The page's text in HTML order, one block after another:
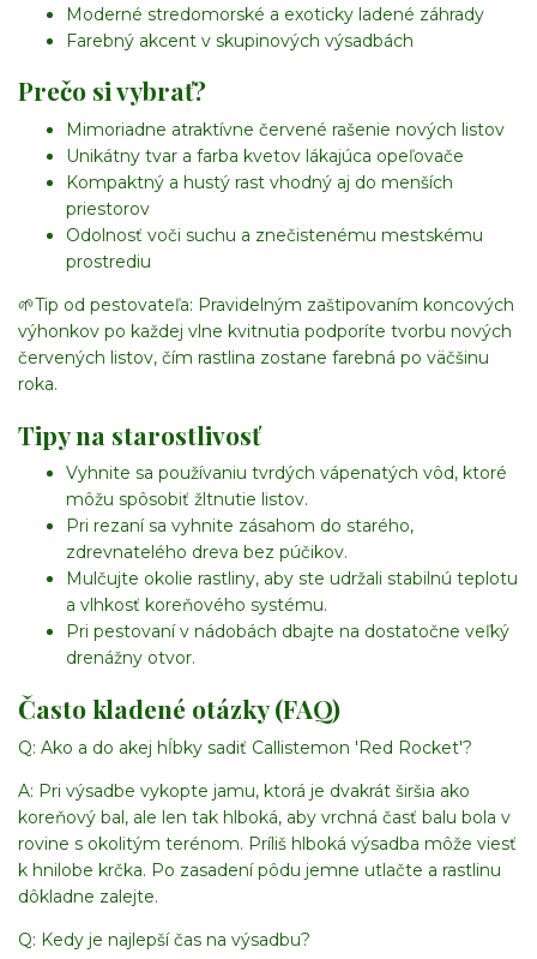
Moderné stredomorské a exoticky ladené záhrady
Farebný akcent v skupinových výsadbách
Prečo si vybrať?
Mimoriadne atraktívne červené rašenie nových listov
Unikátny tvar a farba kvetov lákajúca opeľovače
Kompaktný a hustý rast vhodný aj do menších
priestorov
Odolnosť voči suchu a znečistenému mestskému
prostrediu
🌱Tip od pestovateľa: Pravidelným zaštipovaním koncových
výhonkov po každej vlne kvitnutia podporíte tvorbu nových
červených listov, čím rastlina zostane farebná po väčšinu
roka.
Tipy na starostlivosť
Vyhnite sa používaniu tvrdých vápenatých vôd, ktoré
môžu spôsobiť žltnutie listov.
Pri rezaní sa vyhnite zásahom do starého,
zdrevnatelého dreva bez púčikov.
Mulčujte okolie rastliny, aby ste udržali stabilnú teplotu
a vlhkosť koreňového systému.
Pri pestovaní v nádobách dbajte na dostatočne veľký
drenážny otvor.
Často kladené otázky (FAQ)
Q: Ako a do akej hĺbky sadiť Callistemon 'Red Rocket'?
A: Pri výsadbe vykopte jamu, ktorá je dvakrát širšia ako
koreňový bal, ale len tak hlboká, aby vrchná časť balu bola v
rovine s okolitým terénom. Príliš hlboká výsadba môže viesť
k hnilobe krčka. Po zasadení pôdu jemne utlačte a rastlinu
dôkladne zalejte.
Q: Kedy je najlepší čas na výsadbu?